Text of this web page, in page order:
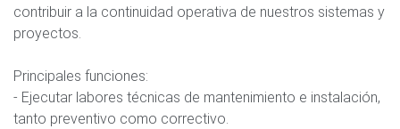
contribuir a la continuidad operativa de nuestros sistemas y
proyectos.
Principales funciones:
- Ejecutar labores técnicas de mantenimiento e instalación,
tanto preventivo como correctivo.